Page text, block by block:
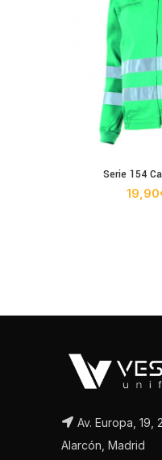
Serie 154
19,90
Av. Europa, 19,
Alarcón, Madrid